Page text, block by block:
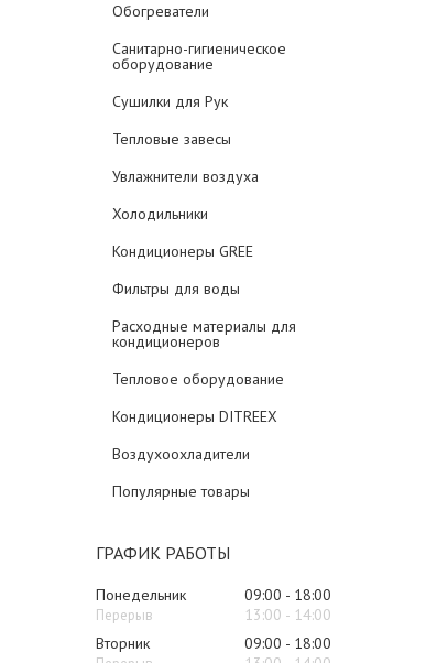
Обогреватели
Санитарно-гигиеническое
оборудование
Сушилки для Рук
Тепловые завесы
Увлажнители воздуха
Холодильники
Кондиционеры GREE
Фильтры для воды
Расходные материалы для
кондиционеров
Тепловое оборудование
Кондиционеры DITREEX
Воздухоохладители
Популярные товары
ГРАФИК РАБОТЫ
Понедельник 09:00
18:00
13:00
14:00
Вторник
09:00
18:00